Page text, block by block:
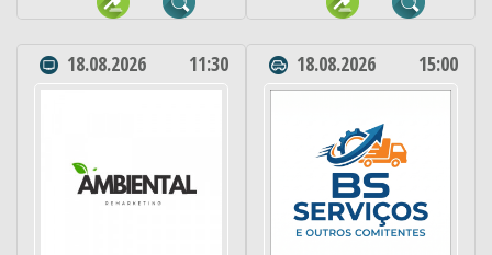
18.08.2026 11:30 18.08.2026 15:00